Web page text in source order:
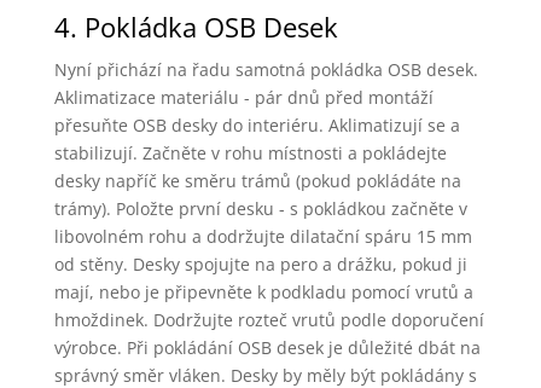
4. Pokládka OSB Desek
Nyní přichází na řadu samotná pokládka OSB desek.
Aklimatizace materiálu - pár dnů před montáží
přesuňte OSB desky do interiéru. Aklimatizují se a
stabilizují. Začněte v rohu místnosti a pokládejte
desky napříč ke směru trámů (pokud pokládáte na
trámy). Položte první desku - s pokládkou začněte v
libovolném rohu a dodržujte dilatační spáru 15 mm
od stěny. Desky spojujte na pero a drážku, pokud ji
mají, nebo je připevněte k podkladu pomocí vrutů a
hmoždinek. Dodržujte rozteč vrutů podle doporučení
výrobce. Při pokládání OSB desek je důležité dbát na
správný směr vláken. Desky by měly být pokládány s